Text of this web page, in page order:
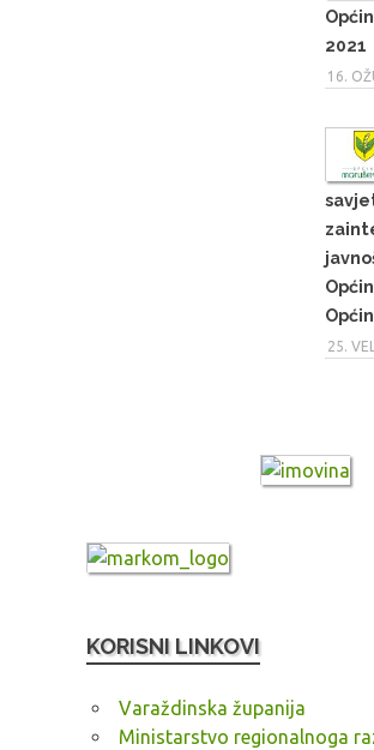
2021
16.
25.
KORISNI LINKOVI
Varaždinska županija
Ministarstvo regionalnoga